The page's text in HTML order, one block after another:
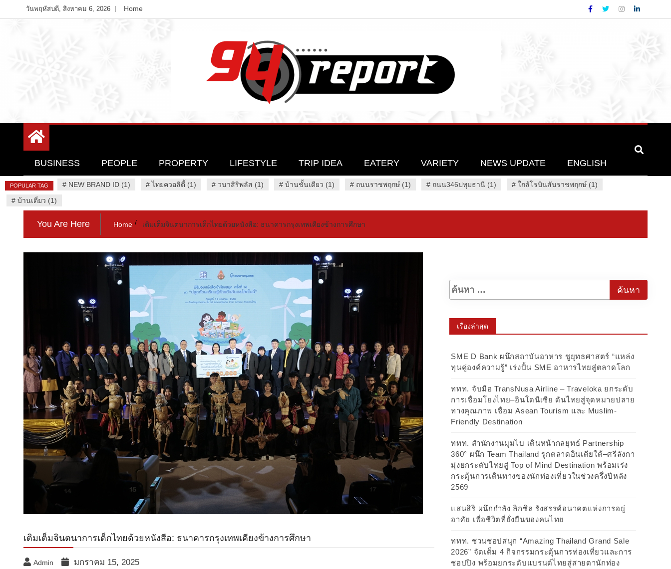
to
วันพฤหัสบดี, สิงหาคม 6, 2026 Home
94 Report.com
BUSINESS PEOPLE PROPERTY LIFESTYLE TRIP IDEA EATERY VARIETY NEWS UPDATE ENGLISH
POPULAR TAG # NEW BRAND ID (1) #ไทยควอลิตี้ (1) # วนาสิริพลัส (1) # บ้านชั้นเดียว (1) # ถนนราชพฤกษ์ (1) # ถนน346ปทุมธานี (1) # ใกล้โรบินสันราชพฤกษ์ (1)
# บ้านเดี่ยว (1)
You Are Here Home เติมเต็มจินตนาการเด็กไทยด้วยหนังสือ: ธนาคารกรุงเทพเคียงข้างการศึกษา
เติมเต็มจินตนาการเด็กไทยด้วยหนังสือ: ธนาคารกรุงเทพเคียงข้างการศึกษา
Admin มกราคม 15, 2025
เรื่องล่าสุด
SME D Bank ผนึกสถาบันอาหาร ชูยุทธศาสตร์ “แหล่ง
ทุนคู่องค์ความรู้” เร่งปั้น SME อาหารไทยสู่ตลาดโลก
ททท. จับมือ TransNusa Airline – Traveloka ยกระดับ
การเชื่อมโยงไทย–อินโดนีเซีย ดันไทยสู่จุดหมายปลาย
ทางคุณภาพ เชื่อม Asean Tourism และ Muslim-
Friendly Destination
ททท. สำนักงานมุมไบ เดินหน้ากลยุทธ์ Partnership
360° ผนึก Team Thailand รุกตลาดอินเดียใต้–ศรีลังกา
มุ่งยกระดับไทยสู่ Top of Mind Destination พร้อมเร่ง
กระตุ้นการเดินทางของนักท่องเที่ยวในช่วงครึ่งปีหลัง
2569
แสนสิริ ผนึกกำลัง ลิกซิล รังสรรค์อนาคตแห่งการอยู่
อาศัย เพื่อชีวิตที่ยั่งยืนของคนไทย
ททท. ชวนชอปสนุก “Amazing Thailand Grand Sale
2026” จัดเต็ม 4 กิจกรรมกระตุ้นการท่องเที่ยวและการ
ชอปปิง พร้อมยกระดับแบรนด์ไทยสู่สายตานักท่อง